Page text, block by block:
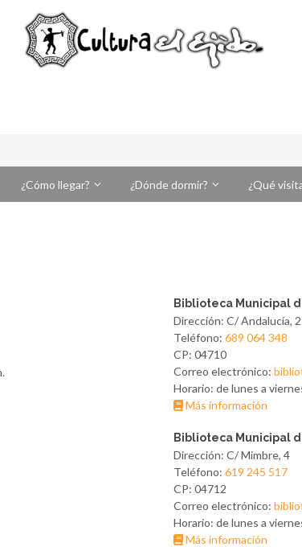
¿Cómo llegar? ¿Dónde dormir? ¿Qué
Biblioteca Municipal
Dirección: C/ Andalucía,
Teléfono: 689 064 348
CP: 04710
Correo electrónico:
Horario: de lunes a
Más información
Biblioteca Municipal
Dirección: C/ Mimbre, 4
Teléfono: 619 245 517
CP: 04712
Correo electrónico:
Horario: de lunes a
Más información